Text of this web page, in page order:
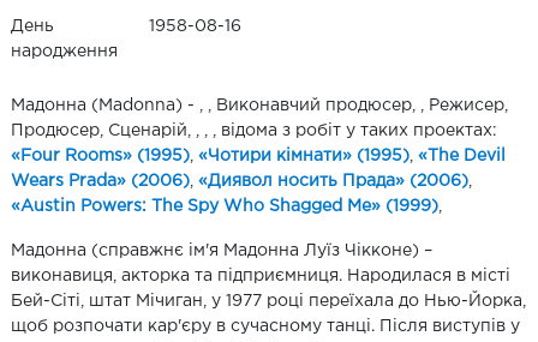
День
народження
1958-08-16
Мадонна (Madonna) - , , Виконавчий продюсер, , Режисер,
Продюсер, Сценарій, , , , відома з робіт у таких проектах:
«Four Rooms» (1995) «Чотири кімнати» (1995) «The Devil
Wears Prada» (2006) «Диявол носить Прада» (2006)
«Austin Powers: The Spy Who Shagged Me» (1999)
Мадонна (справжнє ім'я Мадонна Луїз Чікконе) –
виконавиця, акторка та підприємниця. Народилася в місті
Бей-Сіті, штат Мічиган, у 1977 році переїхала до Нью-Йорка,
щоб розпочати кар'єру в сучасному танці. Після виступів у